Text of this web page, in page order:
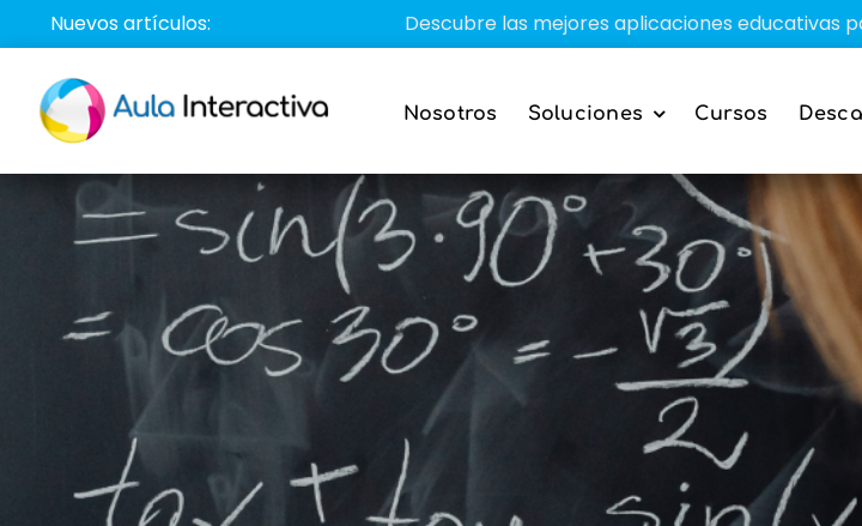
Saltar
al
contenido
Nuevos artículos: Descubre las mejores aplicaciones educativas para
Nosotros Soluciones Cursos